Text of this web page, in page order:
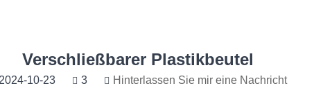
Verschließbarer Plastikbeutel
2024-10-23 3 Hinterlassen Sie mir eine Nachricht